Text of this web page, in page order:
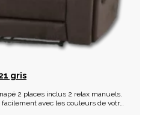
gris
2 places inclus 2 relax manuels.
avec les couleurs de votre